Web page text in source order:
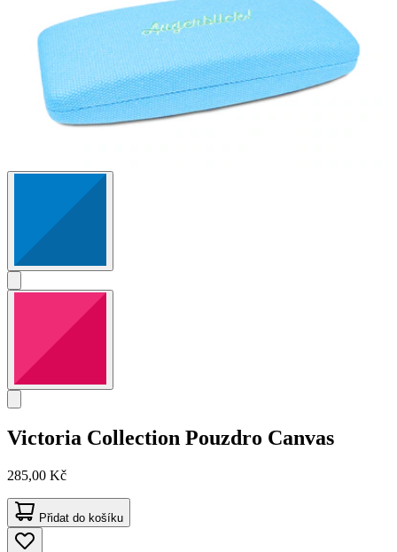
Victoria Collection Pouzdro Canvas
285,00 Kč
Přidat do košíku